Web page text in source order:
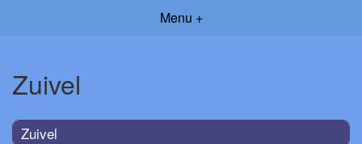
Menu +
Zuivel
Zuivel